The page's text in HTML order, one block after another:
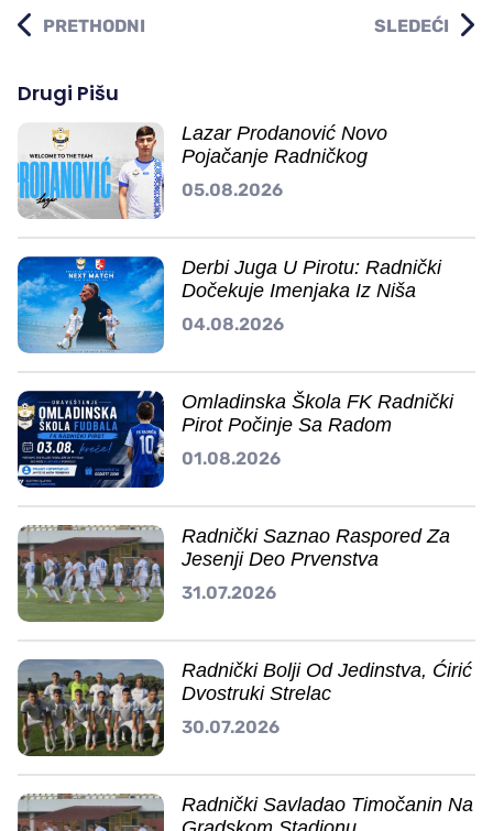
PRETHODNI SLEDEĆI
Drugi Pišu
Lazar Prodanović Novo
Pojačanje Radničkog
05.08.2026
Derbi Juga U Pirotu: Radnički
Dočekuje Imenjaka Iz Niša
04.08.2026
Omladinska Škola FK Radnički
Pirot Počinje Sa Radom
01.08.2026
Radnički Saznao Raspored Za
Jesenji Deo Prvenstva
31.07.2026
Radnički Bolji Od Jedinstva, Ćirić
Dvostruki Strelac
30.07.2026
Radnički Savladao Timočanin Na